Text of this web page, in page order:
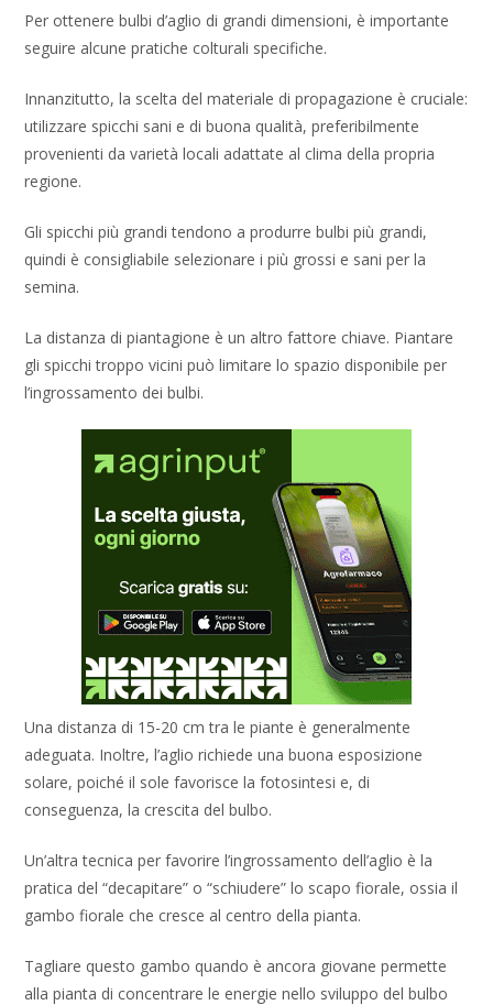
Per ottenere bulbi d’aglio di grandi dimensioni, è importante
seguire alcune pratiche colturali specifiche.
Innanzitutto, la scelta del materiale di propagazione è cruciale:
utilizzare spicchi sani e di buona qualità, preferibilmente
provenienti da varietà locali adattate al clima della propria
regione.
Gli spicchi più grandi tendono a produrre bulbi più grandi,
quindi è consigliabile selezionare i più grossi e sani per la
semina.
La distanza di piantagione è un altro fattore chiave. Piantare
gli spicchi troppo vicini può limitare lo spazio disponibile per
l’ingrossamento dei bulbi.
Una distanza di 15-20 cm tra le piante è generalmente
adeguata. Inoltre, l’aglio richiede una buona esposizione
solare, poiché il sole favorisce la fotosintesi e, di
conseguenza, la crescita del bulbo.
Un’altra tecnica per favorire l’ingrossamento dell’aglio è la
pratica del “decapitare” o “schiudere” lo scapo fiorale, ossia il
gambo fiorale che cresce al centro della pianta.
Tagliare questo gambo quando è ancora giovane permette
alla pianta di concentrare le energie nello sviluppo del bulbo